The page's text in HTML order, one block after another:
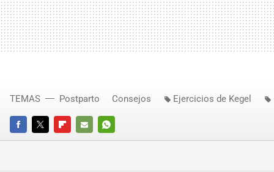
FACEBOOKTWITTERFLIPBOARD
E-
WHATSAPP
TEMAS Postparto Consejos Ejercicios de Kegel